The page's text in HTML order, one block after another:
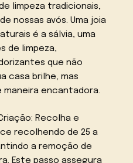
limpeza tradicionais,
nossas avós. Uma joia
é a sálvia, uma
de limpeza,
que não
casa brilhe, mas
maneira encantadora.
Recolha e
recolhendo de 25 a
a remoção de
Este passo assegura